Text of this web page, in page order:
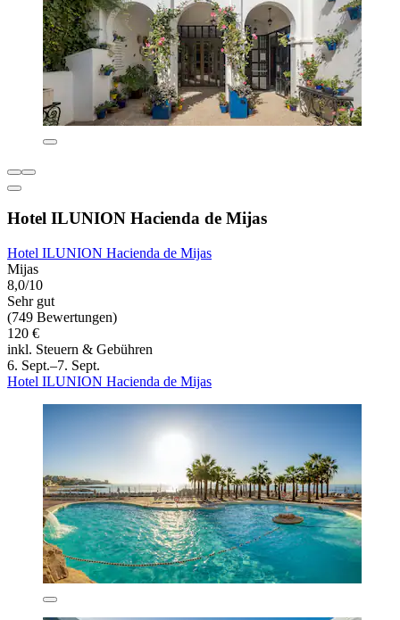
Hotel ILUNION Hacienda de Mijas
Hotel ILUNION Hacienda de Mijas
Mijas
8,0/10
Sehr gut
(749 Bewertungen)
120 €
inkl. Steuern & Gebühren
6. Sept.–7. Sept.
Hotel ILUNION Hacienda de Mijas